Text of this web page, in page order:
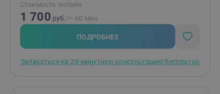
потребительских, зависимых отношений с
окружающими до бесконфликтных, уважительных,
независимых отношений. Тем, что я постоянно
прохожу личную терапию, она обострила во мне
эмпатию и без неё я уже не могу проводить сессии с
решать Ваши запросы. После нашей работы клиенты:
Стоимость онлайн
1 700 руб. /≈ 60 мин.
ПОДРОБНЕЕ
Записаться на 20-минутную консультацию бесплатно